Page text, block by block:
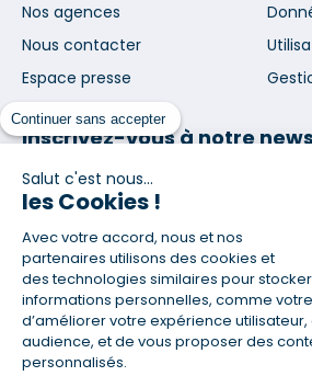
Continuer sans accepter
Salut c'est nous...
les Cookies !
Avec votre accord, nous et nos
partenaires utilisons des cookies et
des technologies similaires pour
informations personnelles, comme
d’améliorer votre expérience
audience, et de vous proposer des
personnalisés.
Nos agences
Nous contacter
Espace presse
Inscrivez-vous à notre
et nos communications
En vous abonnant, vous acceptez nos
et notre politique de données
vous désabonner à tout moment depuis